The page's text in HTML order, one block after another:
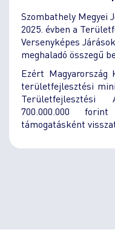
Szombathely Megyei
2025. évben a
Versenyképes
meghaladó összegű
Ezért Magyarország
területfejlesztési
700.000.000
támogatásként